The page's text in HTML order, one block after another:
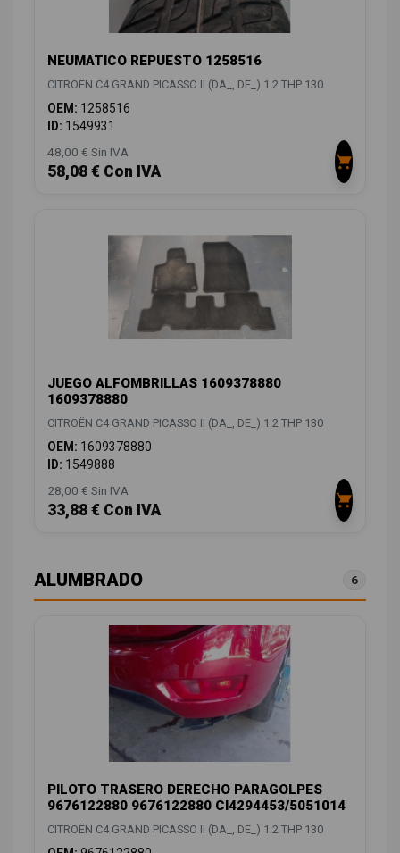
NEUMATICO REPUESTO 1258516
CITROËN C4 GRAND PICASSO II (DA_, DE_) 1.2 THP 130
OEM: 1258516
ID: 1549931
48,00 € Sin IVA
58,08 € Con IVA
JUEGO ALFOMBRILLAS 1609378880
1609378880
CITROËN C4 GRAND PICASSO II (DA_, DE_) 1.2 THP 130
OEM: 1609378880
ID: 1549888
28,00 € Sin IVA
33,88 € Con IVA
ALUMBRADO 6
PILOTO TRASERO DERECHO PARAGOLPES
9676122880 9676122880 CI4294453/5051014
CITROËN C4 GRAND PICASSO II (DA_, DE_) 1.2 THP 130